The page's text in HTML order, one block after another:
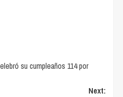
su cumpleaños 114 por
Next: